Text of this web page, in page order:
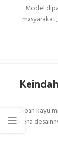
Model
Dipan kayu
karena